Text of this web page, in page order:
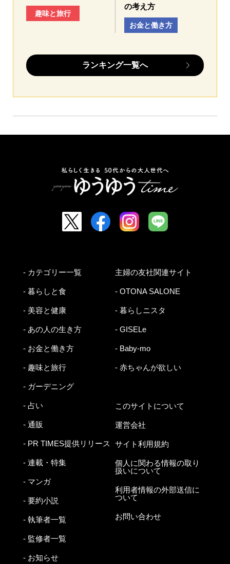
趣味と旅行
の考え方
お金と働き方
ランキング一覧へ
- カテゴリー一覧
- 暮らしと食
- 美容と健康
- あの人の生き方
- お金と働き方
- 趣味と旅行
- ガーデニング
- 占い
- 通販
- PR TIMES提供リリース
- 連載・特集
- マンガ
- 要約小説
- 執筆者一覧
- 監修者一覧
- お知らせ
主婦の友社関連サイト
- OTONA SALONE
- 暮らしニスタ
- GISELe
- Baby-mo
- 赤ちゃんが欲しい
このサイトについて
運営会社
サイト利用規約
個人に関わる情報の取り
扱いについて
利用者情報の外部送信に
ついて
お問い合わせ